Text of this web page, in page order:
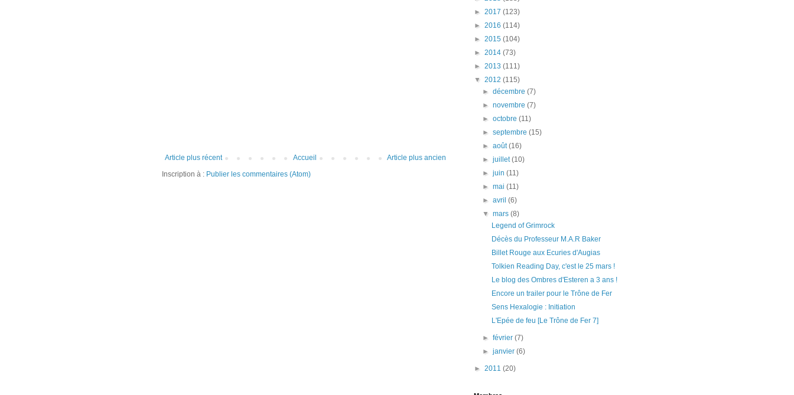
Article plus récent Article plus ancien
Accueil
Inscription à : Publier les commentaires (Atom)
► 2017 (123)
► 2016 (114)
► 2015 (104)
► 2014 (73)
► 2013 (111)
▼ 2012 (115)
►décembre(7)
►novembre(7)
►octobre(11)
►septembre(15)
►août(16)
►juillet(10)
►juin(11)
►mai(11)
►avril(6)
▼mars(8)
Legend of Grimrock
Décès du Professeur M.A.R Baker
Billet Rouge aux Ecuries d'Augias
Tolkien Reading Day, c'est le 25 mars !
Le blog des Ombres d'Esteren a 3 ans !
Encore un trailer pour le Trône de Fer
Sens Hexalogie : Initiation
L'Epée de feu [Le Trône de Fer 7]
►février(7)
►janvier(6)
► 2011 (20)